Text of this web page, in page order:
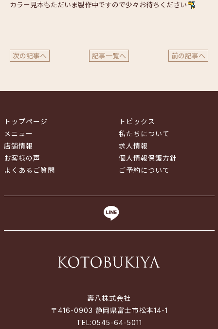
カラー見本もただいま製作中ですので少々お待ちください
次の記事へ 記事一覧へ 前の記事へ
トップページ
メニュー
店舗情報
お客様の声
よくあるご質問
トピックス
私たちについて
求人情報
個人情報保護方針
ご予約について
壽八株式会社
〒416-0903 静岡県富士市松本14-1
TEL:0545-64-5011